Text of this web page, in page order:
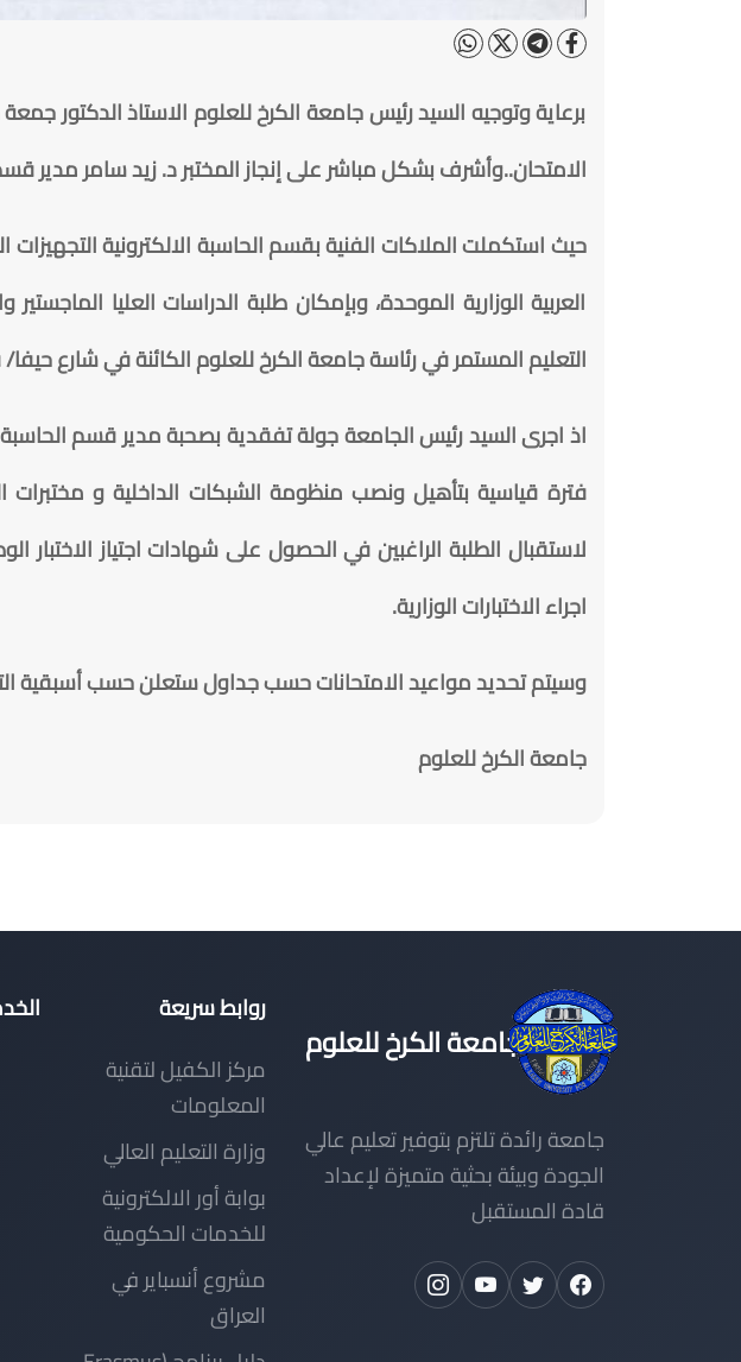
برعاية وتوجيه السيد رئيس جامعة الكرخ للعلوم الاستاذ الدكتور
الامتحان..وأشرف بشكل مباشر على إنجاز المختبر د. زيد سامر مدير قسم
حيث استكملت الملاكات الفنية بقسم الحاسبة الالكترونية
العربية الوزارية الموحدة، وبإمكان طلبة الدراسات العليا
التعليم المستمر في رئاسة جامعة الكرخ للعلوم الكائنة في شارع
اذ اجرى السيد رئيس الجامعة جولة تفقدية بصحبة مدير قسم الحاسبة
فترة قياسية بتأهيل ونصب منظومة الشبكات الداخلية و مختبرات
لاستقبال الطلبة الراغبين في الحصول على شهادات اجتياز الاختبار
اجراء الاختبارات الوزارية.
وسيتم تحديد مواعيد الامتحانات حسب جداول ستعلن حسب أسبقية
جامعة الكرخ للعلوم
جامعة الكرخ للعلوم
جامعة رائدة تلتزم بتوفير تعليم عالي
الجودة وبيئة بحثية متميزة لإعداد
قادة المستقبل
روابط سريعة
مركز الكفيل لتقنية
المعلومات
وزارة التعليم العالي
بوابة أور الالكترونية
للخدمات الحكومية
مشروع أنسباير في
العراق